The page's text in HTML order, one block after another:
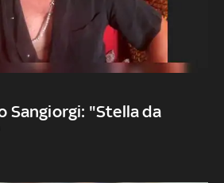
Sangiorgi: "Stella da